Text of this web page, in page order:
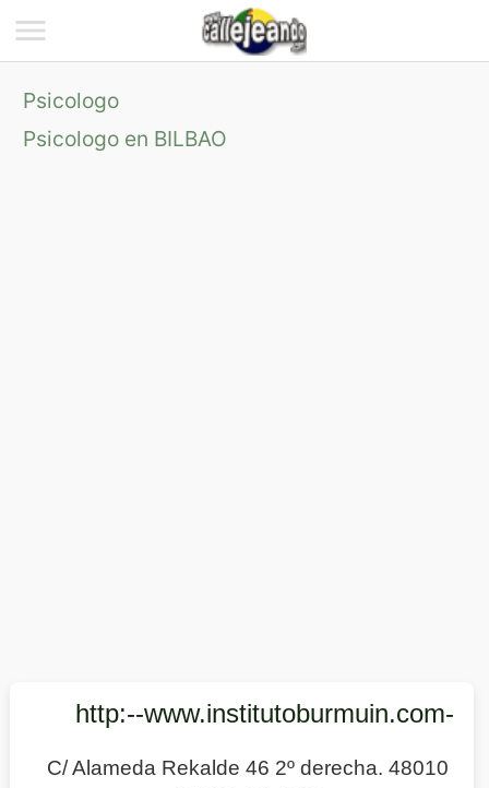
Psicologo
Psicologo en BILBAO
http:--www.institutoburmuin.com-
C/ Alameda Rekalde 46 2º derecha. 48010